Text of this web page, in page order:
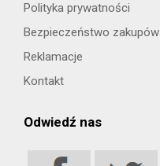
Polityka prywatności
Bezpieczeństwo zakupów
Reklamacje
Kontakt
Odwiedź nas